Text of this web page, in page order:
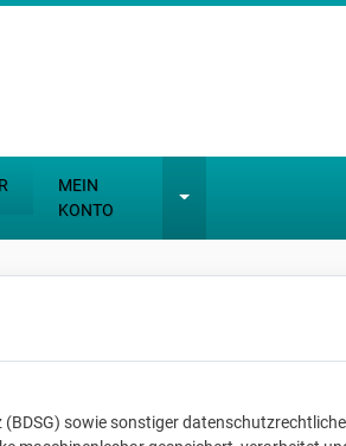
MEIN
KONTO
sowie sonstiger